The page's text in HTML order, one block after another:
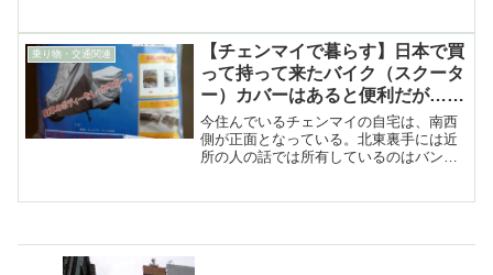
乗り物・交通関連
【チェンマイで暮らす】日本で買
って持って来たバイク（スクータ
ー）カバーはあると便利だが……
今住んでいるチェンマイの自宅は、南西
側が正面となっている。北東裏手には近
所の人の話では所有しているのはバンコ